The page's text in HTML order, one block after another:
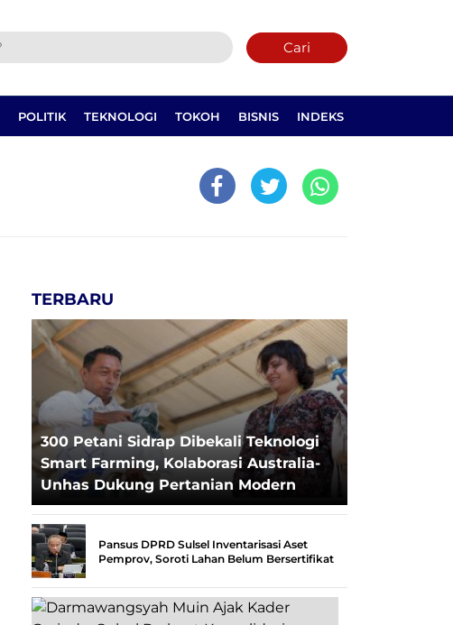
Cari
POLITIK TEKNOLOGI TOKOH BISNIS INDEKS
TERBARU
300 Petani Sidrap Dibekali Teknologi
Smart Farming, Kolaborasi Australia-
Unhas Dukung Pertanian Modern
Pansus DPRD Sulsel Inventarisasi Aset
Pemprov, Soroti Lahan Belum Bersertifikat